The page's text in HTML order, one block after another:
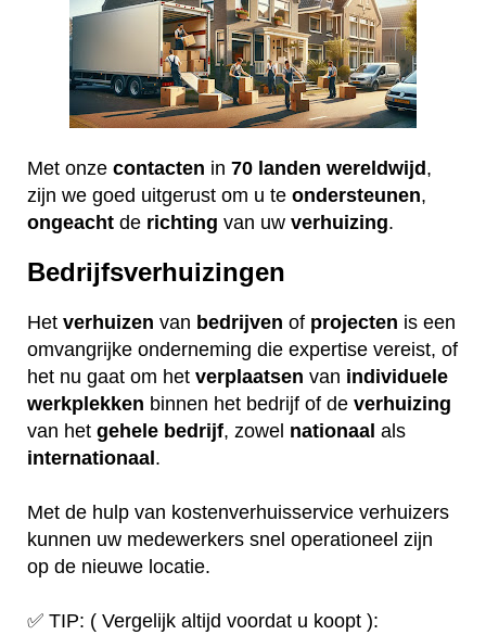
Met onze contacten in 70 landen wereldwijd,
zijn we goed uitgerust om u te ondersteunen,
ongeacht de richting van uw verhuizing.
Bedrijfsverhuizingen
Het verhuizen van bedrijven of projecten is een
omvangrijke onderneming die expertise vereist, of
het nu gaat om het verplaatsen van individuele
werkplekken binnen het bedrijf of de verhuizing
van het gehele bedrijf, zowel nationaal als
internationaal .
Met de hulp van kostenverhuisservice verhuizers
kunnen uw medewerkers snel operationeel zijn
op de nieuwe locatie.
✅ TIP: ( Vergelijk altijd voordat u koopt ):